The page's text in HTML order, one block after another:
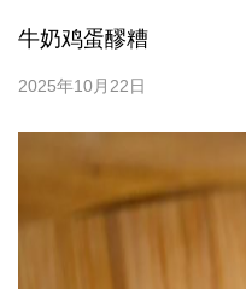
牛奶鸡蛋醪糟
2025年10月22日